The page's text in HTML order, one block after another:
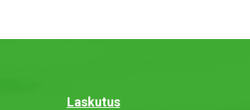
Laskutus